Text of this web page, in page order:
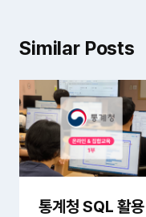
Similar Posts
통계청 SQL 활용